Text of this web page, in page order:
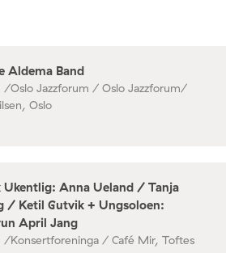
Aldema Band
/Oslo Jazzforum / Oslo Jazzforum/
Oslo
Ukentlig: Anna Ueland / Tanja
/ Ketil Gutvik + Ungsoloen:
April Jang
/Konsertforeninga / Café Mir, Toftes